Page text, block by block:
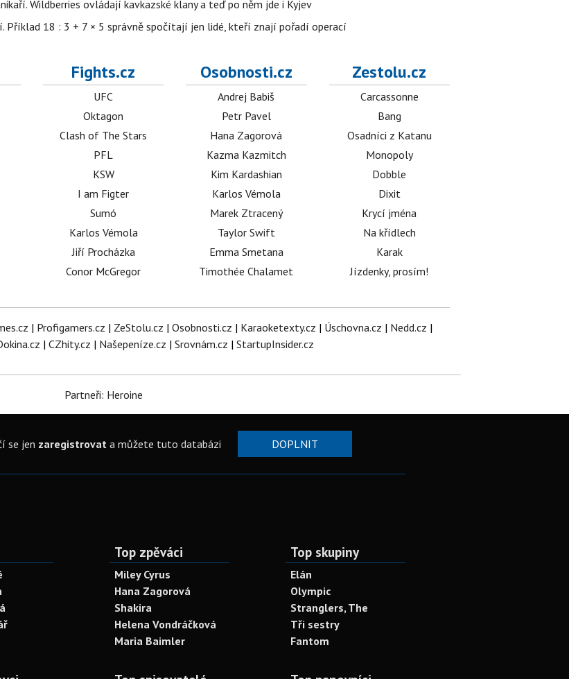
Wildberries ovládají kavkazské klany a teď po něm jde i Kyjev
Příklad 18 : 3 + 7 × 5 správně spočítají jen lidé, kteří znají pořadí operací
Fights.cz
UFC
Oktagon
Clash of The Stars
PFL
KSW
I am Figter
Sumó
Karlos Vémola
Jiří Procházka
Conor McGregor
Osobnosti.cz
Andrej Babiš
Petr Pavel
Hana Zagorová
Kazma Kazmitch
Kim Kardashian
Karlos Vémola
Marek Ztracený
Taylor Swift
Emma Smetana
Timothée Chalamet
Zestolu.cz
Carcassonne
Bang
Osadníci z Katanu
Monopoly
Dobble
Dixit
Krycí jména
Na křídlech
Karak
Jízdenky, prosím!
| Profigamers.cz | ZeStolu.cz | Osobnosti.cz | Karaoketexty.cz | Úschovna.cz | Nedd.cz |
| CZhity.cz | Našepeníze.cz | Srovnám.cz | StartupInsider.cz
Partneři: Heroine
se jen zaregistrovata můžete tuto databázi DOPLNIT
Top zpěváci
Miley Cyrus
Hana Zagorová
Shakira
Helena Vondráčková
Maria Baimler
Top skupiny
Elán
Olympic
Stranglers, The
Tři sestry
Fantom